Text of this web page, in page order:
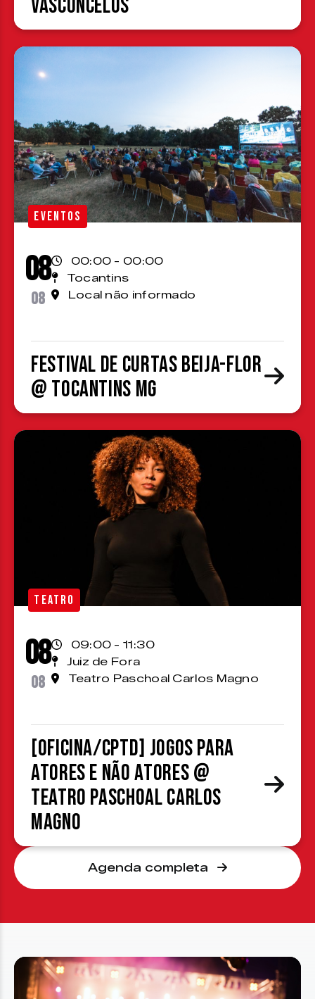
Vasconcelos
EVENTOS
08
08
00:00 - 00:00
Tocantins
Local não informado
Festival de Curtas Beija-Flor
@ Tocantins MG
TEATRO
08
08
09:00 - 11:30
Juiz de Fora
Teatro Paschoal Carlos Magno
[OFICINA/CPTD] Jogos para
atores e não atores @
Teatro Paschoal Carlos
Magno
Agenda completa